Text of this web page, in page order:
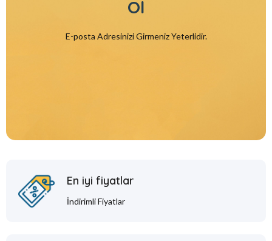
Ol
E-posta Adresinizi Girmeniz Yeterlidir.
En iyi fiyatlar
İndirimli Fiyatlar